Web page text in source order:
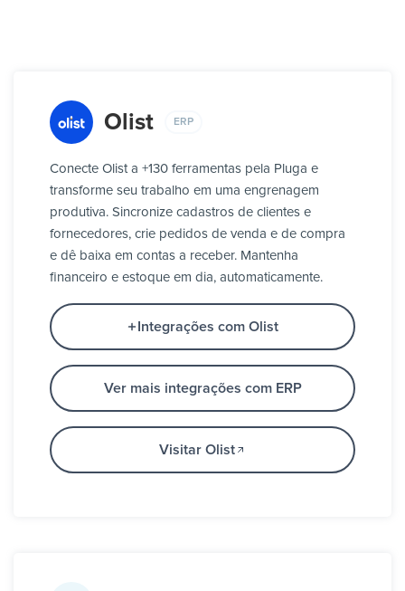
Olist ERP
Conecte Olist a +130 ferramentas pela Pluga e
transforme seu trabalho em uma engrenagem
produtiva. Sincronize cadastros de clientes e
fornecedores, crie pedidos de venda e de compra
e dê baixa em contas a receber. Mantenha
financeiro e estoque em dia, automaticamente.
Integrações com Olist
Ver mais integrações com ERP
Visitar Olist